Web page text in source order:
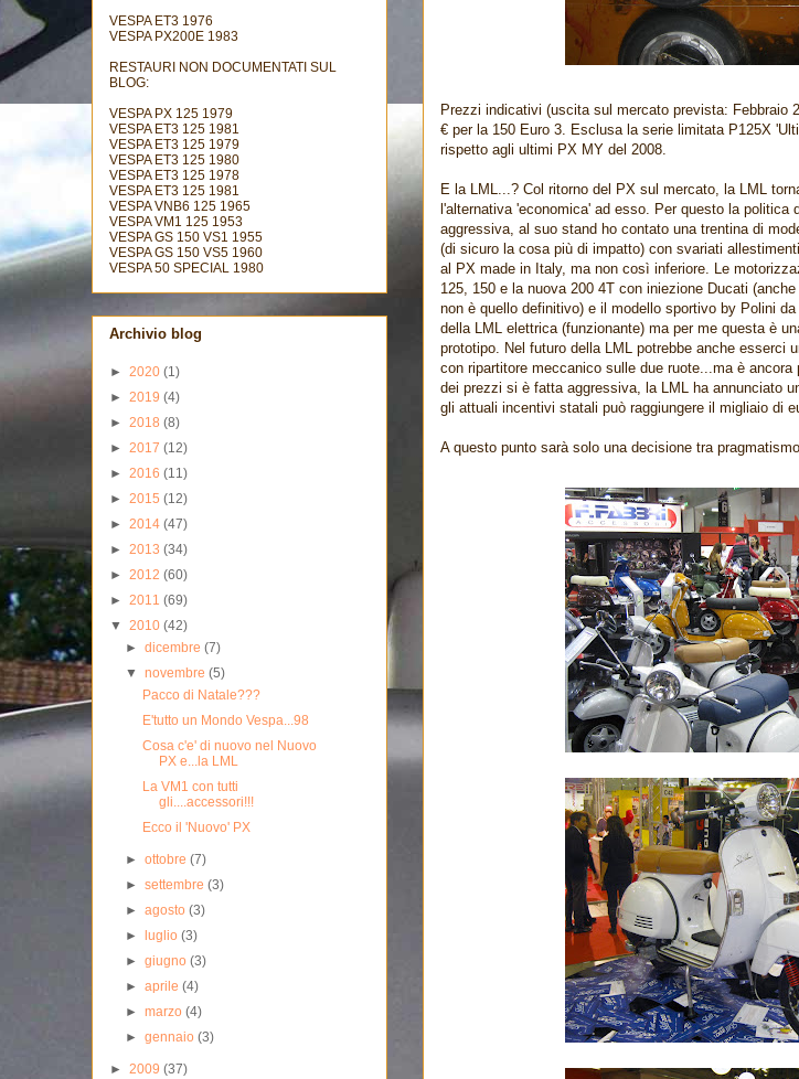
Prezzi indicativi (uscita sul mercato prevista: Febbraio
€ per la 150 Euro 3. Esclusa la serie limitata P125X
rispetto agli ultimi PX MY del 2008.
E la LML...? Col ritorno del PX sul mercato, la LML
l'alternativa 'economica' ad esso. Per questo la
aggressiva, al suo stand ho contato una trentina di
(di sicuro la cosa più di impatto) con svariati
al PX made in Italy, ma non così inferiore. Le
125, 150 e la nuova 200 4T con iniezione Ducati
non è quello definitivo) e il modello sportivo by Polini
della LML elettrica (funzionante) ma per me questa è
prototipo. Nel futuro della LML potrebbe anche esserci
con ripartitore meccanico sulle due ruote...ma è
dei prezzi si è fatta aggressiva, la LML ha annunciato
gli attuali incentivi statali può raggiungere il migliaio di
A questo punto sarà solo una decisione tra
VESPA ET3 1976
VESPA PX200E 1983
RESTAURI NON DOCUMENTATI SUL
BLOG:
VESPA PX 125 1979
VESPA ET3 125 1981
VESPA ET3 125 1979
VESPA ET3 125 1980
VESPA ET3 125 1978
VESPA ET3 125 1981
VESPA VNB6 125 1965
VESPA VM1 125 1953
VESPA GS 150 VS1 1955
VESPA GS 150 VS5 1960
VESPA 50 SPECIAL 1980
Archivio blog
► 2020 (1)
► 2019 (4)
► 2018 (8)
► 2017 (12)
► 2016 (11)
► 2015 (12)
► 2014 (47)
► 2013 (34)
► 2012 (60)
► 2011 (69)
▼ 2010 (42)
►dicembre(7)
▼novembre(5)
Pacco di Natale???
E'tutto un Mondo Vespa...98
Cosa c'e' di nuovo nel Nuovo
PX e...la LML
La VM1 con tutti
gli....accessori!!!
Ecco il 'Nuovo' PX
►ottobre(7)
►settembre(3)
►agosto(3)
►
luglio(3)
►giugno(3)
►aprile(4)
►marzo(4)
►gennaio(3)
► 2009 (37)